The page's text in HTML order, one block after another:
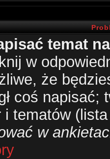
temat
w
że
coś
i tematów
w